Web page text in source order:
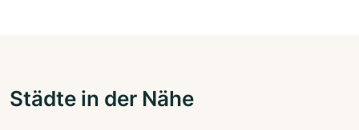
Städte in der Nähe